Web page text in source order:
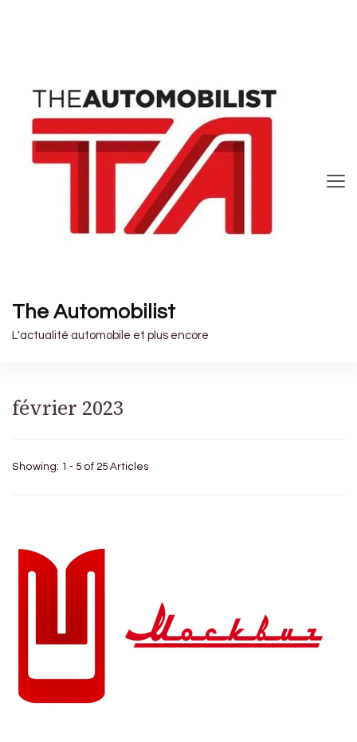
The Automobilist
L'actualité automobile et plus encore
février 2023
Showing: 1 - 5 of 25 Articles